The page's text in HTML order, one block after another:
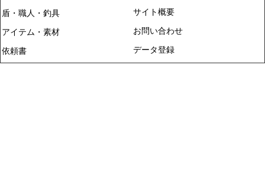
盾・職人・釣具
アイテム・素材
依頼書
サイト概要
お問い合わせ
データ登録